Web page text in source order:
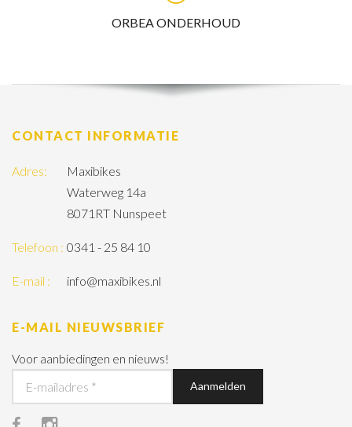
ORBEA ONDERHOUD
CONTACT INFORMATIE
Adres:
Maxibikes
Waterweg 14a
8071RT Nunspeet
Telefoon : 0341 - 25 84 10
E-mail : info@maxibikes.nl
E-MAIL NIEUWSBRIEF
Voor aanbiedingen en nieuws!